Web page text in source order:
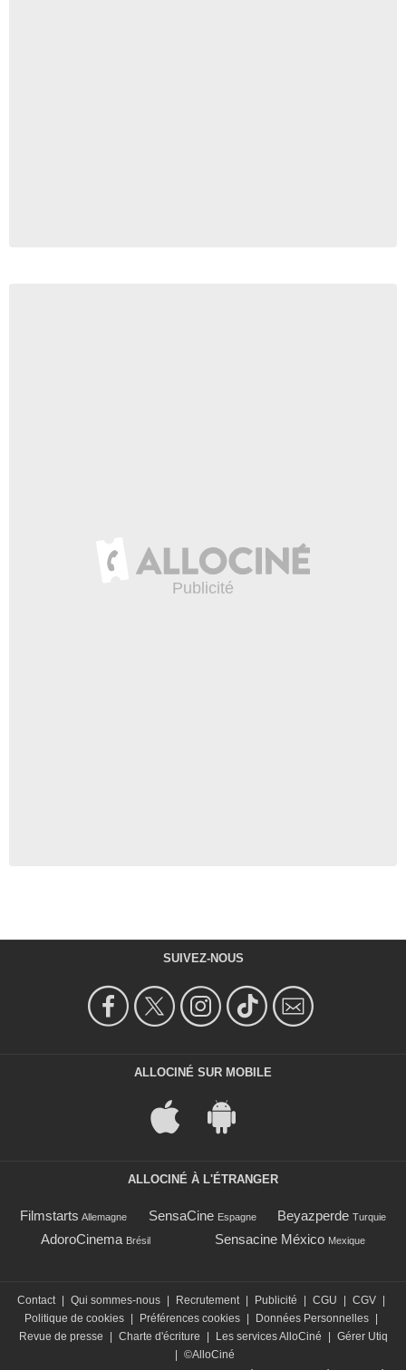
SUIVEZ-NOUS
ALLOCINÉ SUR MOBILE
ALLOCINÉ À L'ÉTRANGER
Filmstarts Allemagne SensaCine Espagne Beyazperde Turquie
AdoroCinema Brésil Sensacine México Mexique
Contact Qui sommes-nous Recrutement Publicité CGU CGV
Politique de cookies
Préférences cookies Données Personnelles
Revue de presse
Charte d'écriture Les services AlloCiné
Gérer Utiq
©AlloCiné